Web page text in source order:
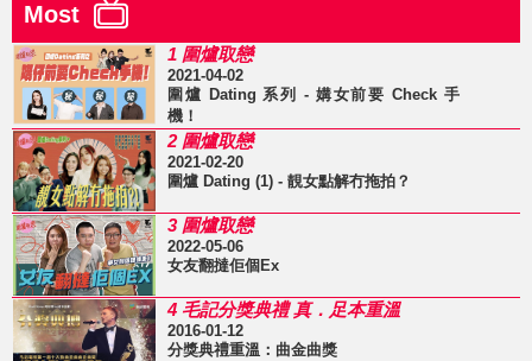
Most
1 圍爐取戀
2021-04-02
圍爐 Dating 系列 - 媾女前要 Check 手
機！
2 圍爐取戀
2021-02-20
圍爐 Dating (1) - 靚女點解冇拖拍？
3 圍爐取戀
2022-05-06
女友翻撻佢個Ex
4 毛記分獎典禮 真．足本重溫
2016-01-12
分獎典禮重溫：曲金曲獎